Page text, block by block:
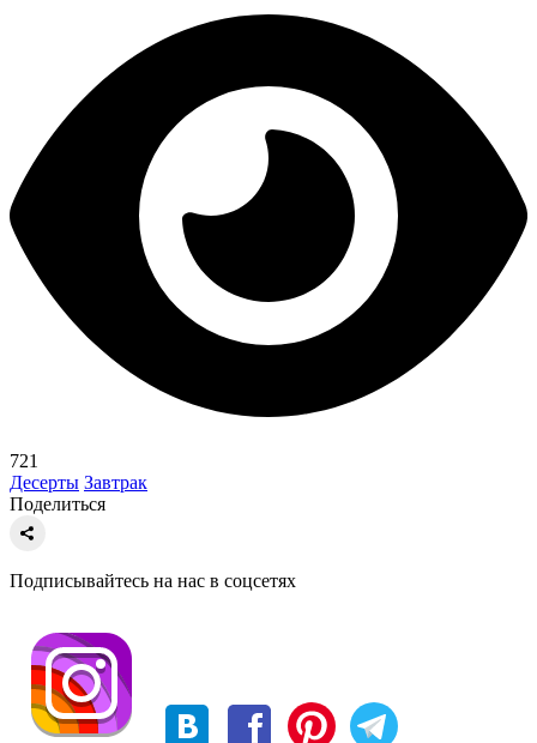
721
Десерты Завтрак
Поделиться
Подписывайтесь на нас в соцсетях